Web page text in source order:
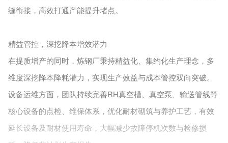
缝衔接，高效打通产能提升堵点。
精益管控，深挖降本增效潜力
在提质增产的同时，炼钢厂秉持精益化、集约化生产理念，多
维度深挖降本降耗潜力，实现生产效益与成本管控双向突破。
设备运维方面，团队持续完善RH真空槽、真空泵、输送管线等
核心设备的点检、维保体系，优化耐材砌筑与养护工艺，有效
延长设备及耐材使用寿命，大幅减少故障停机次数与检修损